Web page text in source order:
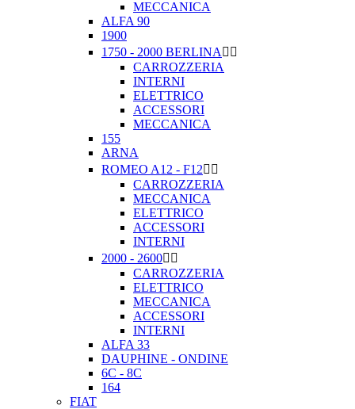
MECCANICA
ALFA 90
1900
1750 - 2000 BERLINA  
CARROZZERIA
INTERNI
ELETTRICO
ACCESSORI
MECCANICA
155
ARNA
ROMEO A12 - F12 
CARROZZERIA
MECCANICA
ELETTRICO
ACCESSORI
INTERNI
2000 - 2600 
CARROZZERIA
ELETTRICO
MECCANICA
ACCESSORI
INTERNI
ALFA 33
DAUPHINE - ONDINE
6C - 8C
164
FIAT